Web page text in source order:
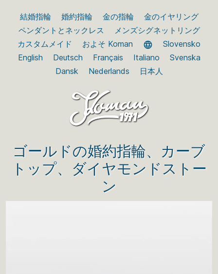
結婚指輪 婚約指輪 金の指輪
金のイヤリング
ペンダントとネックレス
メンズシグネットリング
カスタムメイド
およそ Koman
Slovensko
English
Deutsch Français Italiano
Svenska
Dansk
Nederlands 日本人
ゴールドの婚約指輪、カーブ
トップ、ダイヤモンドストー
ン